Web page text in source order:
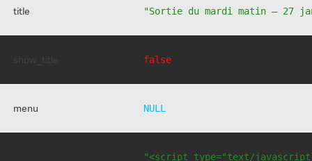
title "Sortie du mardi matin – 27
false
menu NULL
"<script type="text/